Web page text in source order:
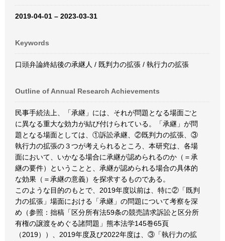
2019-04-01 – 2023-03-31
Keywords
口頭弁論終結後の承継人 / 既判力の拡張 / 執行力の拡張
Outline of Annual Research Achievements
民事手続法上、「承継」には、それが問題となる場面ごと
に異なる重大な効力が結び付けられている。「承継」が問
題となる場面としては、①訴訟承継、②既判力の拡張、③
執行力の拡張の３つが考えられるところ、本研究は、各場
面において、いかなる場合に承継が認められるのか（＝承
継の要件）ということと、承継が認められる場合の具体的
な効果（＝承継の意義）を探求するものである。
このような目的のもとで、2019年度以前は、特に②「既判
力の拡張」場面における「承継」の問題について考察を深
め（参照：拙稿「区分所有法59条の競売請求訴訟と区分所
有権の譲渡をめぐる諸問題」熊本法学145巻65頁
（2019））、2019年度及び2022年度は、③「執行力の拡